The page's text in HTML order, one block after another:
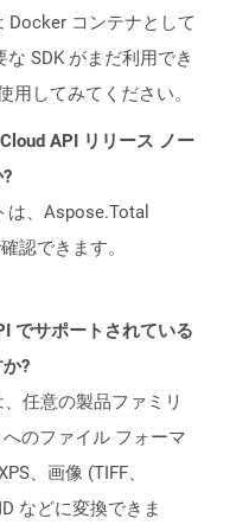
Docker コンテナとして
SDK がまだ利用でき
用してみてください。
API リリース ノー
は、Aspose.Total
認できます。
でサポートされている
?
任意の製品ファミリ
のファイル フォーマ
、画像 (TIFF、
などに変換できま